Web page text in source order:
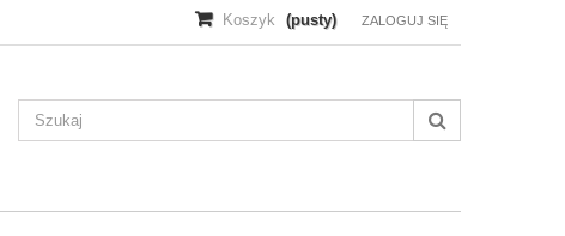
ZALOGUJ SIĘ
Koszyk (pusty)